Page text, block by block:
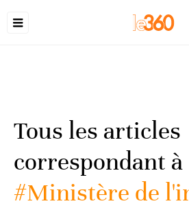
Tous les articles
correspondant à
#Ministère de